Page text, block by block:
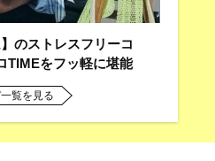
のストレスフリーコ
TIMEをフッ軽に堪能
覧を見る